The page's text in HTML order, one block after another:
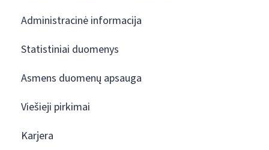
Administracinė informacija
Statistiniai duomenys
Asmens duomenų apsauga
Viešieji pirkimai
Karjera